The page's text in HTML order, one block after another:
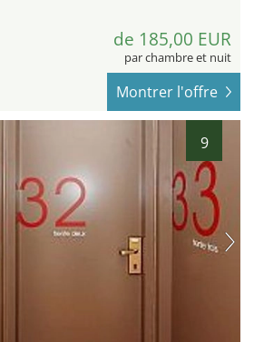
de 185,00 EUR
par chambre et nuit
Montrer l'offre
9